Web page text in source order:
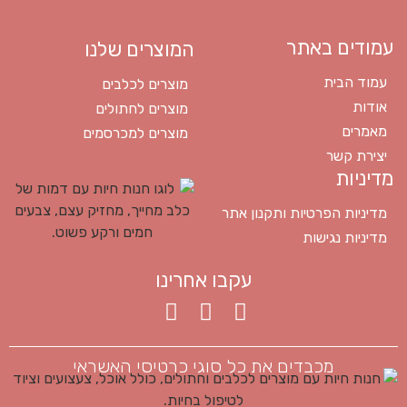
עמודים באתר
עמוד הבית
אודות
מאמרים
יצירת קשר
המוצרים שלנו
מוצרים לכלבים
מוצרים לחתולים
מוצרים למכרסמים
מדיניות
מדיניות הפרטיות ותקנון אתר
מדיניות נגישות
עקבו אחרינו
מכבדים את כל סוגי כרטיסי האשראי